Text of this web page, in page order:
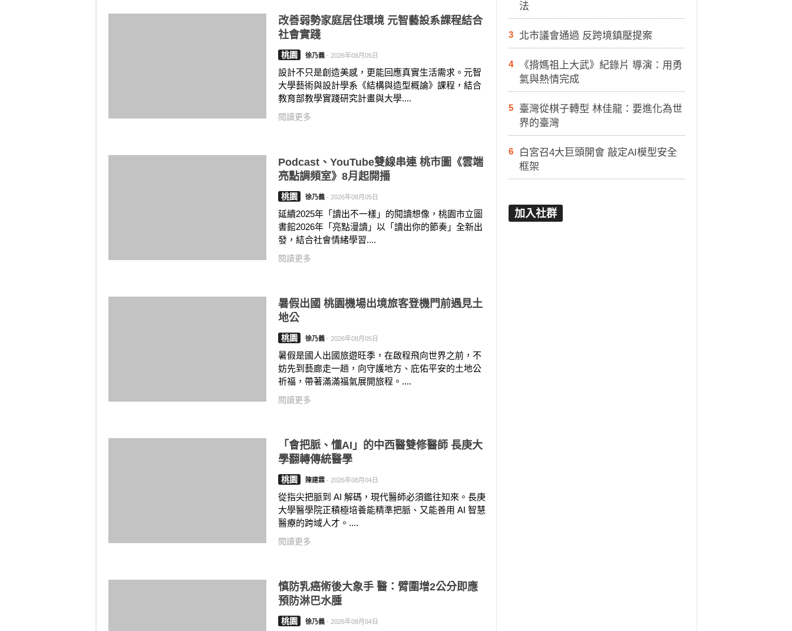
改善弱勢家庭居住環境 元智藝設系課程結合
社會實踐
桃園 徐乃義 - 2026年08月05日
設計不只是創造美感，更能回應真實生活需求。元智
大學藝術與設計學系《結構與造型概論》課程，結合
教育部教學實踐研究計畫與大學....
閱讀更多
Podcast、YouTube雙線串連 桃市圖《雲端
亮點調頻室》8月起開播
桃園 徐乃義 - 2026年08月05日
延續2025年「讀出不一樣」的閱讀想像，桃園市立圖
書館2026年「亮點漫讀」以「讀出你的節奏」全新出
發，結合社會情緒學習....
閱讀更多
暑假出國 桃園機場出境旅客登機門前遇見土
地公
桃園 徐乃義 - 2026年08月05日
暑假是國人出國旅遊旺季，在啟程飛向世界之前，不
妨先到藝廊走一趟，向守護地方、庇佑平安的土地公
祈福，帶著滿滿福氣展開旅程。....
閱讀更多
「會把脈、懂AI」的中西醫雙修醫師 長庚大
學翻轉傳統醫學
桃園 陳建霖 - 2026年08月04日
從指尖把脈到 AI 解碼，現代醫師必須鑑往知來。長庚
大學醫學院正積極培養能精準把脈、又能善用 AI 智慧
醫療的跨域人才。....
閱讀更多
慎防乳癌術後大象手 醫：臂圍增2公分即應
預防淋巴水腫
桃園 徐乃義 - 2026年08月04日
法
3 北市議會通過 反跨境鎮壓提案
4
《揹媽祖上大武》紀錄片 導演：用勇
氣與熱情完成
5
臺灣從棋子轉型 林佳龍：要進化為世
界的臺灣
6
白宮召4大巨頭開會 敲定AI模型安全
框架
加入社群